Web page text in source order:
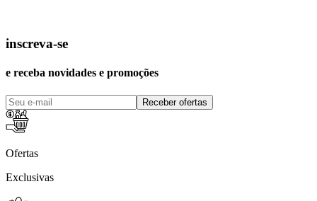
inscreva-se
e receba novidades e promoções
Receber ofertas
Ofertas
Exclusivas